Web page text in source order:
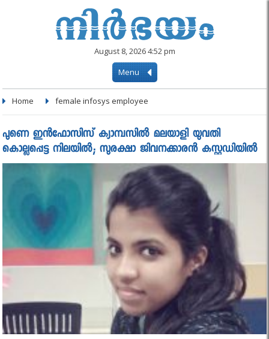
August 8, 2026 4:52 pm
Menu
Home female infosys employee
പുണെ ഇന്‍ഫോസിസ് ക്യാമ്പസില്‍ മലയാളി യുവതി
കൊല്ലപ്പെട്ട നിലയില്‍; സുരക്ഷാ ജിവനക്കാരന്‍ കസ്റ്റഡിയില്‍